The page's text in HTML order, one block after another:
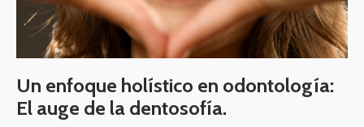
Un enfoque holístico en odontología:
El auge de la dentosofía.